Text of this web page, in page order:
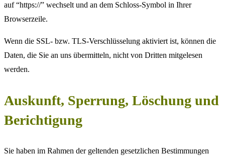
auf “https://” wechselt und an dem Schloss-Symbol in Ihrer
Browserzeile.
Wenn die SSL- bzw. TLS-Verschlüsselung aktiviert ist, können die
Daten, die Sie an uns übermitteln, nicht von Dritten mitgelesen
werden.
Auskunft, Sperrung, Löschung und
Berichtigung
Sie haben im Rahmen der geltenden gesetzlichen Bestimmungen